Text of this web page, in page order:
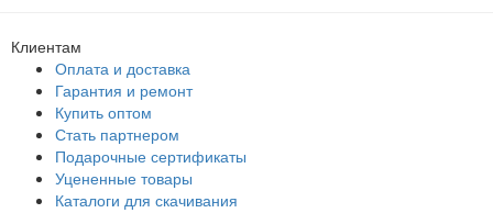
Клиентам
Оплата и доставка
Гарантия и ремонт
Купить оптом
Стать партнером
Подарочные сертификаты
Уцененные товары
Каталоги для скачивания